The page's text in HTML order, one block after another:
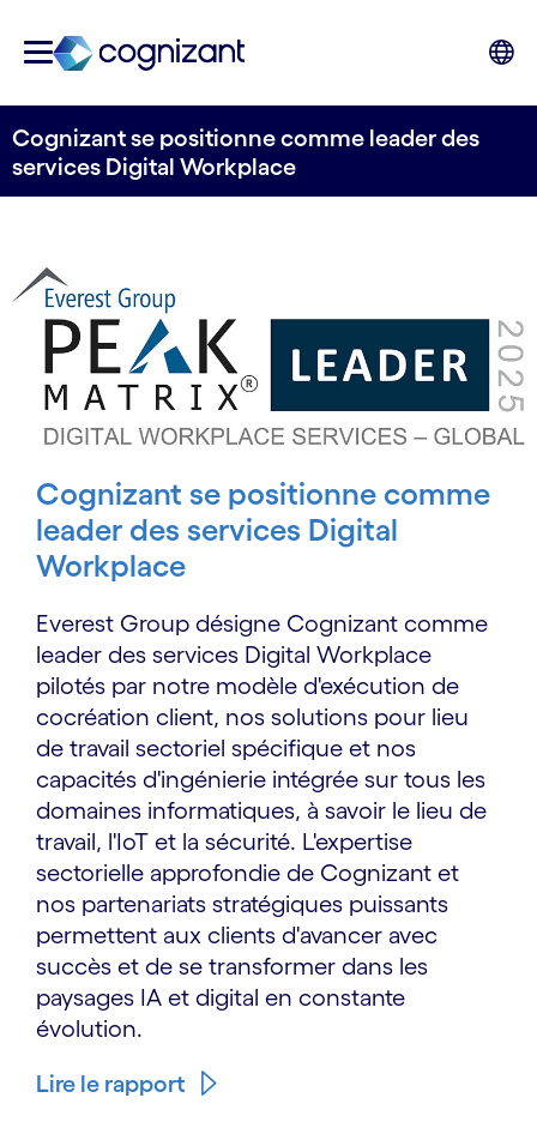
Cognizant se positionne comme leader des
services Digital Workplace
Cognizant se positionne comme
leader des services Digital
Workplace
Everest Group désigne Cognizant comme
leader des services Digital Workplace
pilotés par notre modèle d'exécution de
cocréation client, nos solutions pour lieu
de travail sectoriel spécifique et nos
capacités d'ingénierie intégrée sur tous les
domaines informatiques, à savoir le lieu de
travail, l'IoT et la sécurité. L'expertise
sectorielle approfondie de Cognizant et
nos partenariats stratégiques puissants
permettent aux clients d'avancer avec
succès et de se transformer dans les
paysages IA et digital en constante
évolution.
Lire le rapport